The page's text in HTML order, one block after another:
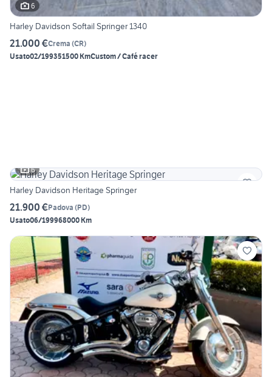
6
Harley Davidson Softail Springer 1340
21.000 €Crema (CR)
Usato02/199351500 KmCustom / Café racer
6
Harley Davidson Heritage Springer
21.900 €Padova (PD)
Usato06/199968000 Km